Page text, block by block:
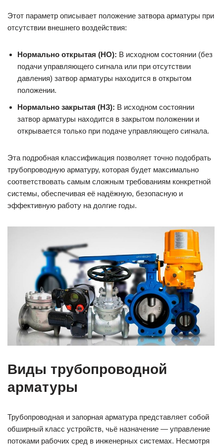
Этот параметр описывает положение затвора арматуры при
отсутствии внешнего воздействия:
Нормально открытая (НО): В исходном состоянии (без
подачи управляющего сигнала или при отсутствии
давления) затвор арматуры находится в открытом
положении.
Нормально закрытая (НЗ): В исходном состоянии
затвор арматуры находится в закрытом положении и
открывается только при подаче управляющего сигнала.
Эта подробная классификация позволяет точно подобрать
трубопроводную арматуру, которая будет максимально
соответствовать самым сложным требованиям конкретной
системы, обеспечивая её надёжную, безопасную и
эффективную работу на долгие годы.
Виды трубопроводной
арматуры
Трубопроводная и запорная арматура представляет собой
обширный класс устройств, чьё назначение — управление
потоками рабочих сред в инженерных системах. Несмотря